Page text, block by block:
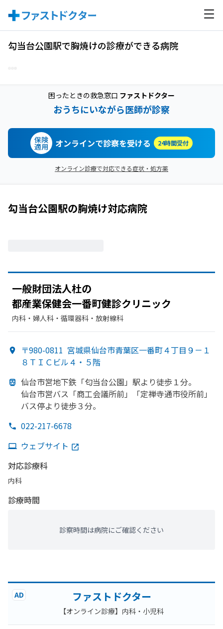
勾当台公園駅で胸焼けの診療ができる病院
困ったときの救急窓口 ファストドクター
おうちにいながら医師が診察
保険
適用 オンラインで診察を受ける 24時間受付
オンライン診療で対応できる症状・処方薬
勾当台公園駅の胸焼け対応病院
一般財団法人杜の
都産業保健会一番町健診クリニック
内科・​婦人科・​循環器科・​放射線科
〒980-0811 宮城県仙台市青葉区一番町４丁目９－１
８ＴＩＣビル４・５階
仙台市営地下鉄 「匂当台公園」 駅より徒歩１分。
仙台市営バス「商工会議所前」
「定禅寺通市役所前」
バス停より徒歩３分。
022-217-6678
ウェブサイト
対応診療科
内科
診療時間
診察時間は病院にご確認ください
AD ファストドクター
【オンライン診療】内科・小児科